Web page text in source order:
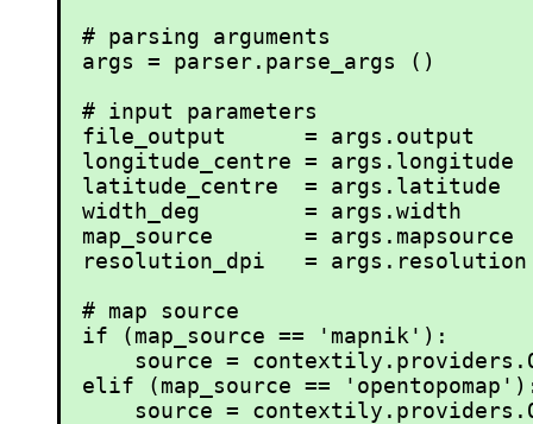
# parsing arguments
args = parser.parse_args ()
# input parameters
file_output      = args.output
longitude_centre = args.longitude
latitude_centre  = args.latitude
width_deg        = args.width
map_source       = args.mapsource
resolution_dpi   = args.resolution
# map source
if (map_source == 'mapnik'):
source =
elif (map_source ==
source =